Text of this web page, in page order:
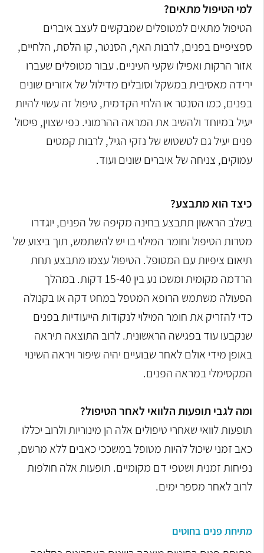
למי הטיפול מתאים?
הטיפול מתאים למטופלים שמבקשים לעצב איברים
ספציפיים בפנים, לרבות האף, הסנטר, קו הלסת, הלחיים,
אזור הרקות ואפילו שקעי העיניים. עבור מטופלים שעברו
ירידה מאסיבית במשקל וסובלים מדילול של אזורים שונים
בפנים, כמו הסנטר או הלחי הקדמית, טיפול זה עשוי להיות
יעיל במיוחד ולהשיב את המראה ההרמוני. כפי שצוין, פיסול
פנים יעיל גם לטשטוש של נזקי הגיל, לרבות קמטים
עמוקים, צניחה של איברים שונים ועוד.
כיצד הוא מתבצע?
בשלב הראשון תתבצע בחינה מקיפה של הפנים, יוגדרו
מטרות הטיפול וחומר המילוי בו יש להשתמש, תוך ביצוע של
תיאום ציפיות עם המטופל. הטיפול עצמו מתבצע תחת
הרדמה מקומית ומשכו נע בין 15-40 דקות. במהלך
הפעולה משתמש הרופא המטפל במחט דקה או בקנולה
כדי להזריק את חומר המילוי לנקודות הייעודיות בפנים
שנקבעו עוד בפגישה הראשונית. לרוב התוצאה תיראה
באופן מידי אולם לאחר שבועיים יהיה שיפור ויראה השינוי
המקסימלי במראה הפנים.
ומה לגבי תופעות הלוואי לאחר הטיפול?
תופעות לוואי שאחרי טיפולים אלה הן מינוריות ולרוב יכללו
כאב זמני שיכול להיות מטופל במשככי כאבים ללא מרשם,
נפיחות זמנית ושטפי דם מקומיים. תופעות אלה חולפות
לרוב לאחר מספר ימים.
מתיחת פנים בחוטים